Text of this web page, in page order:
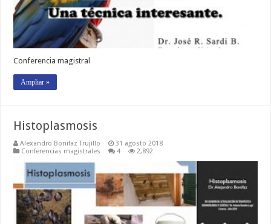
Conferencia magistral
Ampliar »
Histoplasmosis
Alexandro Bonifaz Trujillo
31 agosto 2018
Conferencias magistrales
4 2,892